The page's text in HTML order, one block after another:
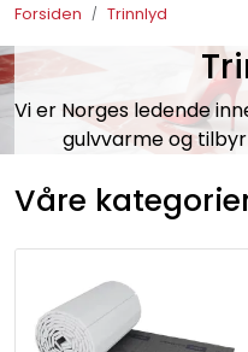
Forsiden Trinnlyd
Vi er Norges ledende
gulvvarme og
Våre
Kulvert
Prefab
Radonsikring
Rørsystemer
Snøsmelt